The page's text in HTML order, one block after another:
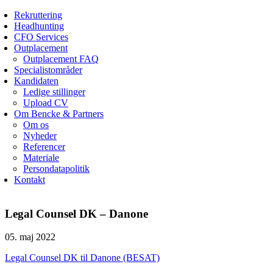
Rekruttering
Headhunting
CFO Services
Outplacement
Outplacement FAQ
Specialistområder
Kandidaten
Ledige stillinger
Upload CV
Om Bencke & Partners
Om os
Nyheder
Referencer
Materiale
Persondatapolitik
Kontakt
Legal Counsel DK – Danone
05. maj 2022
Legal Counsel DK til Danone (BESAT)